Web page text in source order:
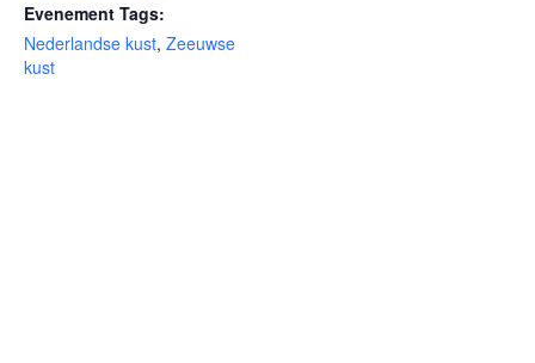
Evenement Tags:
Nederlandse kust, Zeeuwse
kust